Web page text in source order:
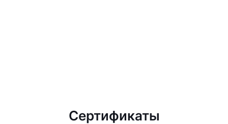
Сертификаты